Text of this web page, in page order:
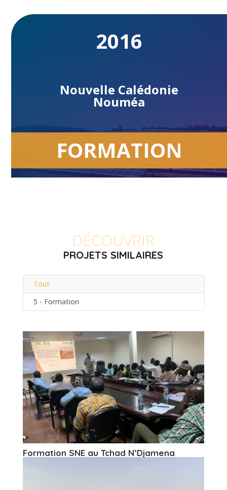
2016
Nouvelle Calédonie
Nouméa
FORMATION
DÉCOUVRIR
PROJETS SIMILAIRES
Tout
5 - Formation
Formation SNE au Tchad N’Djamena